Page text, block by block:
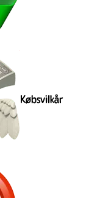
Købsvilkår